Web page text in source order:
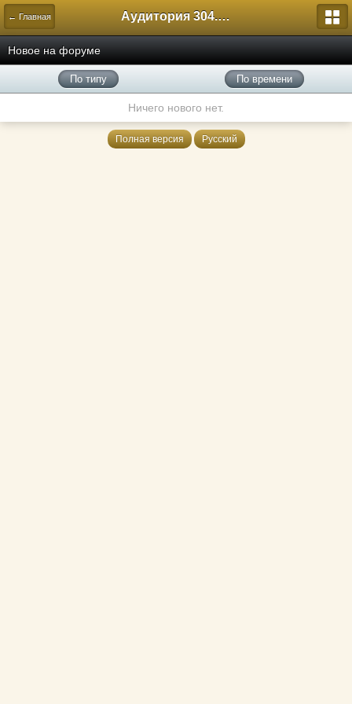
← Главная Аудитория 304. История России
Новое на форуме
По типу По времени
Ничего нового нет.
Полная версия Русский